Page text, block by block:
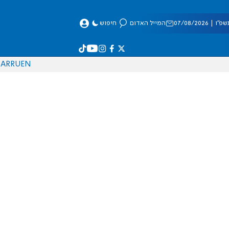
08/2026 המייל האדום חיפוש
EN
RU
AR